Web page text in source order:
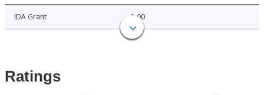
IDA Grant 1.00
Ratings